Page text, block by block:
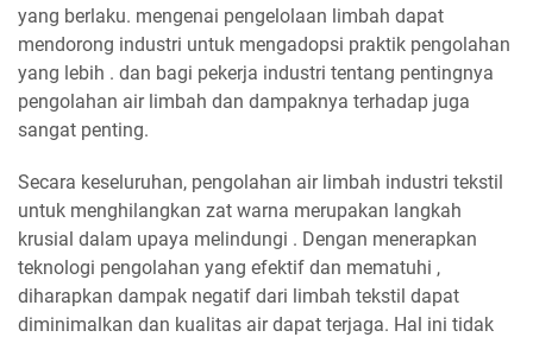
yang berlaku. mengenai pengelolaan limbah dapat
mendorong industri untuk mengadopsi praktik pengolahan
yang lebih . dan bagi pekerja industri tentang pentingnya
pengolahan air limbah dan dampaknya terhadap juga
sangat penting.
Secara keseluruhan, pengolahan air limbah industri tekstil
untuk menghilangkan zat warna merupakan langkah
krusial dalam upaya melindungi . Dengan menerapkan
teknologi pengolahan yang efektif dan mematuhi ,
diharapkan dampak negatif dari limbah tekstil dapat
diminimalkan dan kualitas air dapat terjaga. Hal ini tidak